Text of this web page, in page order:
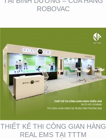
ROBOVAC
THIẾT KẾ THI CÔNG GIAN HÀNG
REAL EMS TẠI TTTM
THIẾT KẾ- THI CÔNG
BẢNG HIỆU ” NHA KHOA
NH